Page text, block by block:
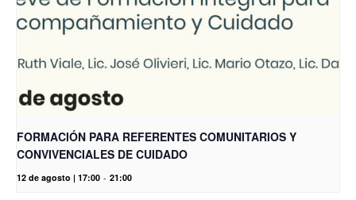
FORMACIÓN PARA REFERENTES COMUNITARIOS Y
CONVIVENCIALES DE CUIDADO
12 de agosto | 17:00 - 21:00